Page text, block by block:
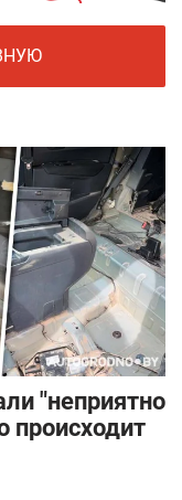
"неприятно
происходит